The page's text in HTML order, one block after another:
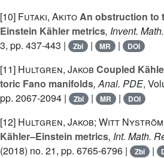
[10] Futaki, AkitoAn obstruction to
Einstein Kähler metrics, Invent. Math.
3, pp. 437-443 |
Zbl | MR | DOI
[11] Hultgren, Jakob Coupled
toric Fano manifolds, Anal. PDE,
pp. 2067-2094 |
Zbl | MR | DOI
[12] Hultgren, Jakob; Witt
Kähler–Einstein metrics, Int. Math.
(2018) no. 21, pp. 6765-6796 |
Zbl |